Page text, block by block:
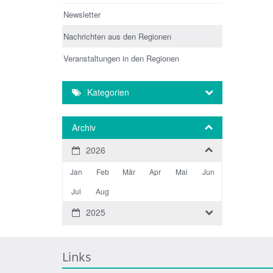
Newsletter
Nachrichten aus den Regionen
Veranstaltungen in den Regionen
Kategorien
Archiv
2026
Jan Feb Mär Apr Mai
Jun
Jul
Aug
2025
Links